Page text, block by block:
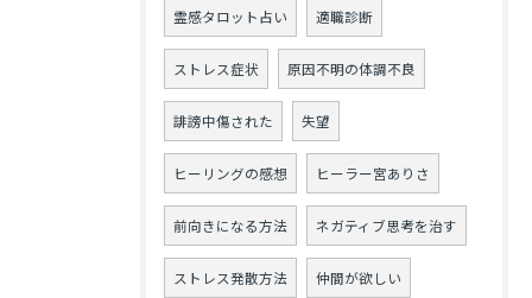
霊感タロット占い 適職診断
ストレス症状 原因不明の体調不良
誹謗中傷された 失望
ヒーリングの感想 ヒーラー宮ありさ
前向きになる方法 ネガティブ思考を治す
ストレス発散方法 仲間が欲しい